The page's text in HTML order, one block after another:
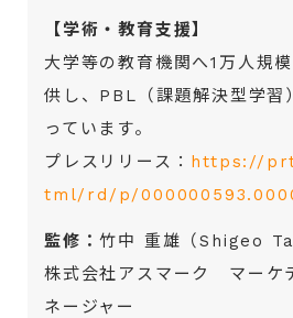
【学術・教育支援】
大学等の教育機関へ1万人規
供し、PBL（課題解決型学習
っています。
プレスリリース：
https://
tml/rd/p/
監修：竹中 重雄（Shigeo
株式会社アスマーク マーケ
ネージャー